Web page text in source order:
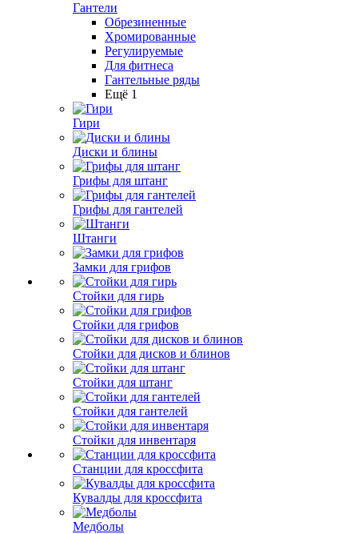
Гантели
Обрезиненные
Хромированные
Регулируемые
Для фитнеса
Гантельные ряды
Ещё 1
Гири
Диски и блины
Грифы для штанг
Грифы для гантелей
Штанги
Замки для грифов
Стойки для гирь
Стойки для грифов
Стойки для дисков и блинов
Стойки для штанг
Стойки для гантелей
Стойки для инвентаря
Станции для кроссфита
Кувалды для кроссфита
Медболы